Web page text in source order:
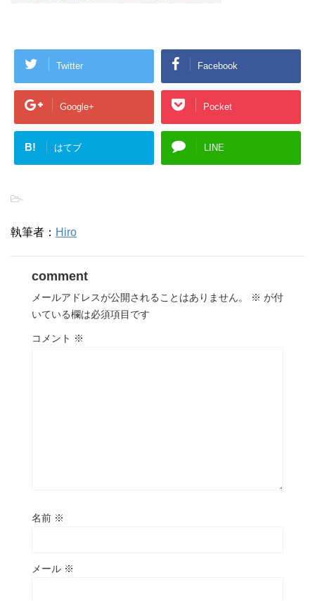
Twitter Facebook
Google+ Pocket
B! はてブ LINE
-
執筆者： Hiro
comment
メールアドレスが公開されることはありません。 ※ が付
いている欄は必須項目です
コメント ※
名前 ※
メール ※